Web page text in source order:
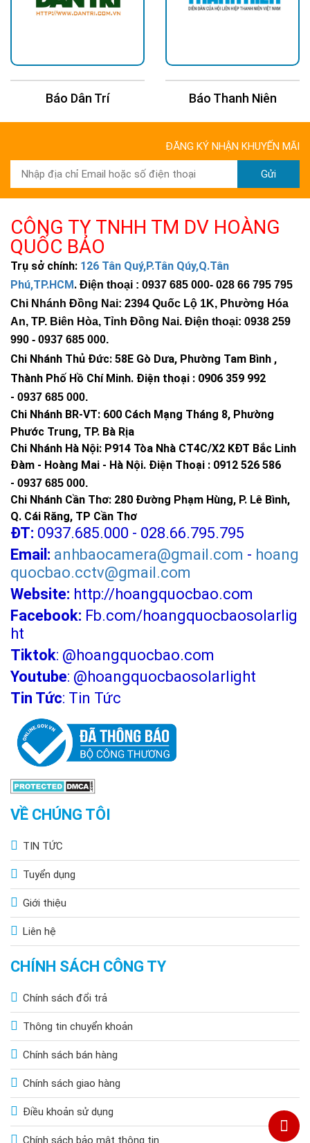
Báo Thanh Niên Báo Kinh Tế Châu Á
ĐĂNG KÝ NHẬN KHUYẾN MÃI
Gửi
CÔNG TY TNHH TM DV HOÀNG
QUỐC BẢO
Trụ sở chính: 126 Tân Quý,P.Tân Qúy,Q.Tân
Phú,TP.HCM . Điện thoại : 0937 685 000- 028 66 795 795
Chi Nhánh Đồng Nai: 2394 Quốc Lộ 1K, Phường Hóa
An, TP. Biên Hòa, Tỉnh Đồng Nai. Điện thoại: 0938 259
990 - 0937 685 000.
Chi Nhánh Thủ Đức: 58E Gò Dưa, Phường Tam Bình ,
Thành Phố Hồ Chí Minh. Điện thoại : 0906 359 992
- 0937 685 000.
Chi Nhánh BR-VT: 600 Cách Mạng Tháng 8, Phường
Phước Trung, TP. Bà Rịa
Chi Nhánh Hà Nội: P914 Tòa Nhà CT4C/X2 KĐT Bắc Linh
Đàm - Hoàng Mai - Hà Nội. Điện Thoại : 0912 526 586
- 0937 685 000.
Chi Nhánh Cần Thơ: 280 Đường Phạm Hùng, P. Lê Bình,
Q. Cái Răng, TP Cần Thơ
ĐT: 0937.685.000 - 028.66.795.795
Email: anhbaocamera@gmail.com - hoang
quocbao.cctv@gmail.com
Website: http://hoangquocbao.com
Facebook: Fb.com/hoangquocbaosolarlig
ht
Tiktok: @hoangquocbao.com
Youtube: @hoangquocbaosolarlight
Tin Tức: Tin Tức
VỀ CHÚNG TÔI
TIN TỨC
Tuyển dụng
Giới thiệu
Liên hệ
CHÍNH SÁCH CÔNG TY
Chính sách đổi trả
Thông tin chuyển khoản
Chính sách bán hàng
Chính sách giao hàng
Điều khoản sử dụng
Chính sách bảo mật thông tin